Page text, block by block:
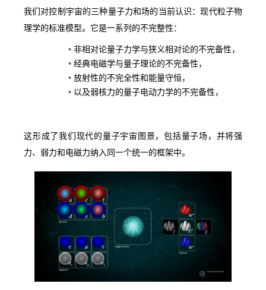
我们对控制宇宙的三种量子力和场的当前认识：现代粒子物
理学的标准模型。它是一系列的不完整性：
非相对论量子力学与狭义相对论的不完备性，
经典电磁学与量子理论的不完备性，
放射性的不完全性和能量守恒，
以及弱核力的量子电动力学的不完备性，
这形成了我们现代的量子宇宙图景，包括量子场，并将强
力、弱力和电磁力纳入同一个统一的框架中。